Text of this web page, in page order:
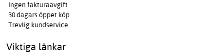
Ingen fakturaavgift
30 dagars öppet köp
Trevlig kundservice
Viktiga länkar